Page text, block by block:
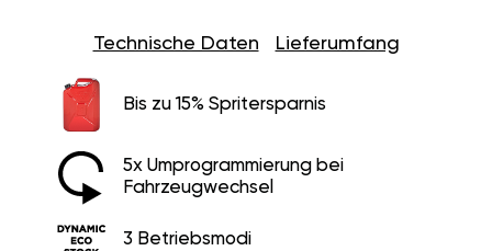
Technische Daten Lieferumfang
Bis zu 15% Spritersparnis
5x Umprogrammierung bei
Fahrzeugwechsel
3 Betriebsmodi